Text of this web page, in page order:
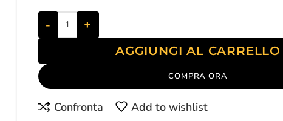
-
+
AGGIUNGI AL CARRELLO
COMPRA ORA
Confronta Add to wishlist